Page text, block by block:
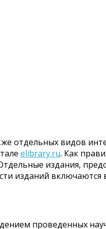
отдельных видов
elibrary.ru. Как
издания,
изданий включаются
проведенных